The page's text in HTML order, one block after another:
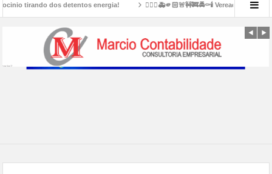
detentos energia! 👉🏻🤔🚑🫵🏻🚨🚧🚒🚔⚰️🕯️ Vereador foi morto no bairro
nos ajudar. A inprensa da qui nos negou apoio…Todos os anos nós ficavamos